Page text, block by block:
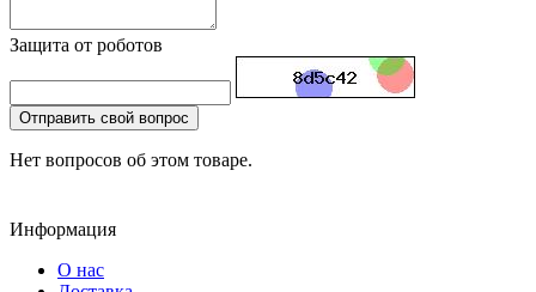
Защита от роботов
Отправить свой вопрос
Нет вопросов об этом товаре.
Информация
О нас